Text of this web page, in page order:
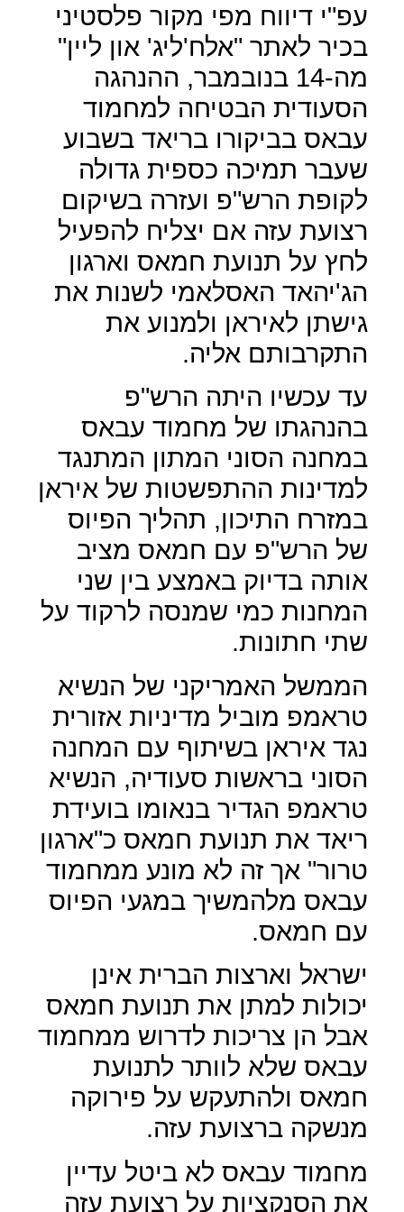
עפ"י דיווח מפי מקור פלסטיני
בכיר לאתר "אלח'ליג' און ליין"
מה-14 בנובמבר, ההנהגה
הסעודית הבטיחה למחמוד
עבאס בביקורו בריאד בשבוע
שעבר תמיכה כספית גדולה
לקופת הרש"פ ועזרה בשיקום
רצועת עזה אם יצליח להפעיל
לחץ על תנועת חמאס וארגון
הג'יהאד האסלאמי לשנות את
גישתן לאיראן ולמנוע את
התקרבותם אליה.
עד עכשיו היתה הרש"פ
בהנהגתו של מחמוד עבאס
במחנה הסוני המתון המתנגד
למדינות ההתפשטות של איראן
במזרח התיכון, תהליך הפיוס
של הרש"פ עם חמאס מציב
אותה בדיוק באמצע בין שני
המחנות כמי שמנסה לרקוד על
שתי חתונות.
הממשל האמריקני של הנשיא
טראמפ מוביל מדיניות אזורית
נגד איראן בשיתוף עם המחנה
הסוני בראשות סעודיה, הנשיא
טראמפ הגדיר בנאומו בועידת
ריאד את תנועת חמאס כ"ארגון
טרור" אך זה לא מונע ממחמוד
עבאס מלהמשיך במגעי הפיוס
עם חמאס.
ישראל וארצות הברית אינן
יכולות למתן את תנועת חמאס
אבל הן צריכות לדרוש ממחמוד
עבאס שלא לוותר לתנועת
חמאס ולהתעקש על פירוקה
מנשקה ברצועת עזה.
מחמוד עבאס לא ביטל עדיין
את הסנקציות על רצועת עזה